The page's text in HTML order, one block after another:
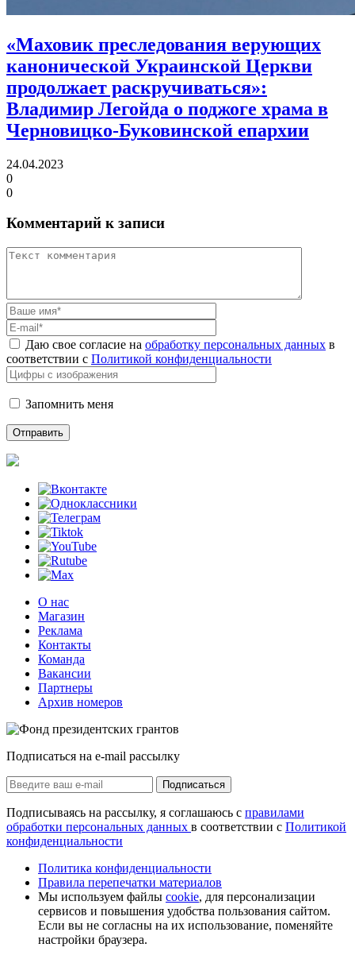
«Маховик преследования верующих
канонической Украинской Церкви
продолжает раскручиваться»:
Владимир Легойда о поджоге храма в
Черновицко-Буковинской епархии
24.04.2023
0
0
Комментарий к записи
Даю свое согласие на обработку персональных данных в
соответствии с Политикой конфиденциальности
Запомнить меня
О нас
Магазин
Реклама
Контакты
Команда
Вакансии
Партнеры
Архив номеров
Подписаться на e-mail рассылку
Подписаться
Подписываясь на рассылку, я соглашаюсь с правилами
обработки персональных данных в соответствии с Политикой
конфиденциальности
Политика конфиденциальности
Правила перепечатки материалов
Мы используем файлы cookie, для персонализации
сервисов и повышения удобства пользования сайтом.
Если вы не согласны на их использование, поменяйте
настройки браузера.